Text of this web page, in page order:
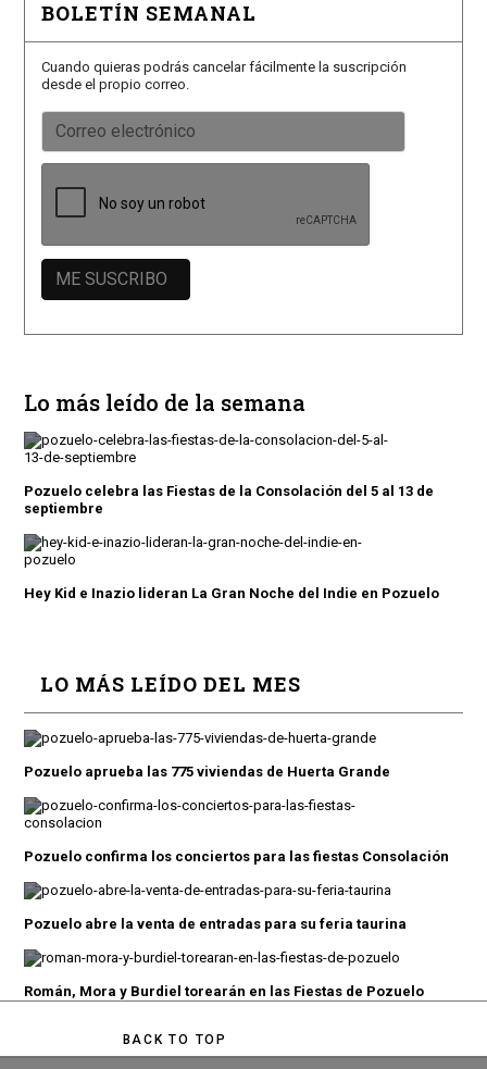
BOLETÍN SEMANAL
Cuando quieras podrás cancelar fácilmente la suscripción
desde el propio correo.
Lo más leído de la semana
Pozuelo celebra las Fiestas de la Consolación del 5 al 13 de
septiembre
Hey Kid e Inazio lideran La Gran Noche del Indie en Pozuelo
LO MÁS LEÍDO DEL MES
Pozuelo aprueba las 775 viviendas de Huerta Grande
Pozuelo confirma los conciertos para las fiestas Consolación
Pozuelo abre la venta de entradas para su feria taurina
Román, Mora y Burdiel torearán en las Fiestas de Pozuelo
BACK TO TOP